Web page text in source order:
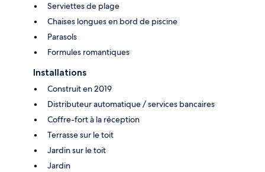
Serviettes de plage
Chaises longues en bord de piscine
Parasols
Formules romantiques
Installations
Construit en 2019
Distributeur automatique / services bancaires
Coffre-fort à la réception
Terrasse sur le toit
Jardin sur le toit
Jardin